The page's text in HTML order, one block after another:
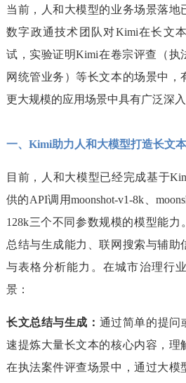
当前，人和大模型的业务场景落地
数字政通技术团队对Kimi在长文
试，实验证明Kimi在卷宗评查（执
网统管业务）等长文本的场景中，
更大规模的应用场景中具有广泛深入
一、Kimi助力人和大模型打造长文
目前，人和大模型已经完成基于
供的API调用moonshot-v1-8k、
128k三个不同参数规模的模型能
总结与生成能力、联网搜索与辅助
与表格分析能力。在城市治理行
景：
长文总结与生成： 通过简单的提问
速提炼大量长文本的核心内容，理
在执法案件评查场景中，通过大模